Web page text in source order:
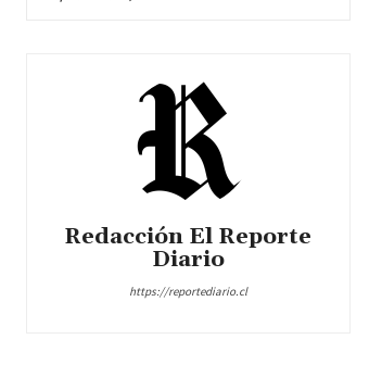
Redacción El Reporte
Diario
https://reportediario.cl